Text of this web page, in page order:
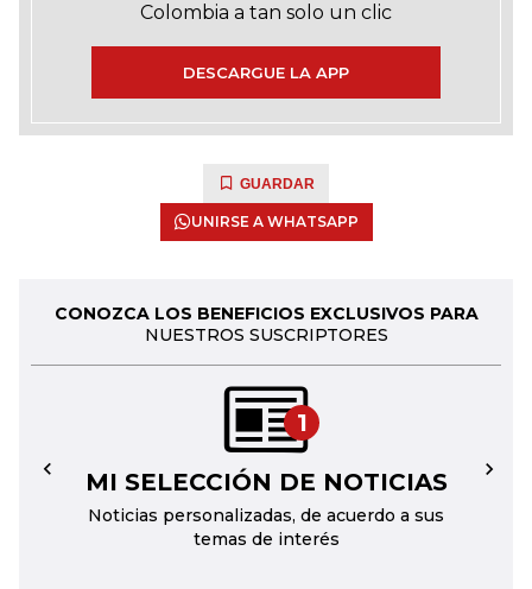
Colombia a tan solo un clic
DESCARGUE LA APP
GUARDAR
UNIRSE A WHATSAPP
CONOZCA LOS BENEFICIOS EXCLUSIVOS PARA
NUESTROS SUSCRIPTORES
1
MI SELECCIÓN DE NOTICIAS
Noticias personalizadas, de acuerdo a sus
temas de interés
← →